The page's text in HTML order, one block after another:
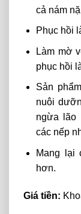
cả nám
Phục hồi
Làm mờ
phục hồi
Sản
nuôi
ngừa lão
các nếp
Mang lại
hơn.
Giá tiền: